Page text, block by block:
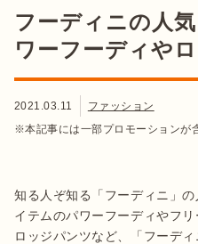
フーディニの人
ワーフーディや
2021.03.11
ファッション
※本記事には一部プロモーションが
知る人ぞ知る「フーディニ」
イテムのパワーフーディやフ
ロッジパンツなど、「フーデ